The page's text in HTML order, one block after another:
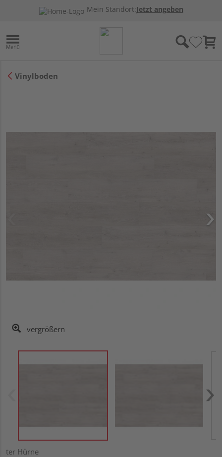
Mein Standort:Jetzt angeben
Vinylboden
vergrößern
ter Hürne